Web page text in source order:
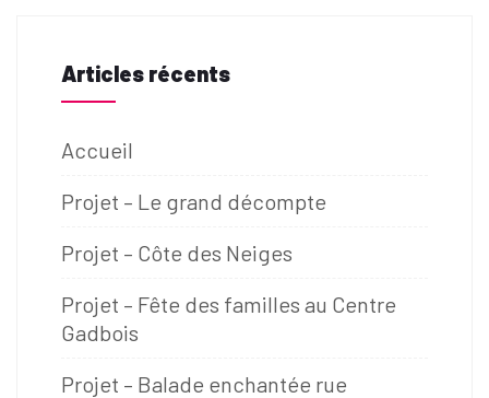
Articles récents
Accueil
Projet – Le grand décompte
Projet – Côte des Neiges​
Projet – Fête des familles au Centre
Gadbois
Projet – Balade enchantée rue